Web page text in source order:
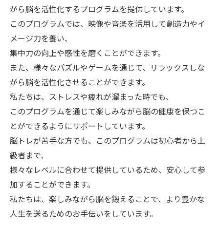
がら脳を活性化するプログラムを提供しています。
このプログラムでは、映像や音楽を活用して創造力やイ
メージ力を養い、
集中力の向上や感性を磨くことができます。
また、様々なパズルやゲームを通じて、リラックスしな
がら脳を活性化させることができます。
私たちは、ストレスや疲れが溜まった時でも、
このプログラムを通じて楽しみながら脳の健康を保つこ
とができるようにサポートしています。
脳トレが苦手な方でも、このプログラムは初心者から上
級者まで、
様々なレベルに合わせて提供しているため、安心して参
加することができます。
私たちは、楽しみながら脳を鍛えることで、より豊かな
人生を送るためのお手伝いをしています。